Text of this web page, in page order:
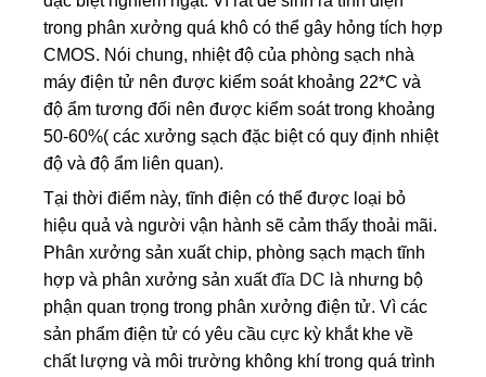
trong phân xưởng quá khô có thể gây hỏng tích hợp
CMOS. Nói chung, nhiệt độ của phòng sạch nhà
máy điện tử nên được kiểm soát khoảng 22*C và
độ ẩm tương đối nên được kiểm soát trong khoảng
50-60%( các xưởng sạch đặc biệt có quy định nhiệt
độ và độ ẩm liên quan).
Tại thời điểm này, tĩnh điện có thể được loại bỏ
hiệu quả và người vận hành sẽ cảm thấy thoải mãi.
Phân xưởng sản xuất chip, phòng sạch mạch tĩnh
hợp và phân xưởng sản xuấtđĩa DC là nhưng bộ
phận quan trọng trong phân xưởng điện tử. Vì các
sản phẩm điện tử có yêu cầu cực kỳ khắt khe về
chất lượng và môi trường không khí trong quá trình